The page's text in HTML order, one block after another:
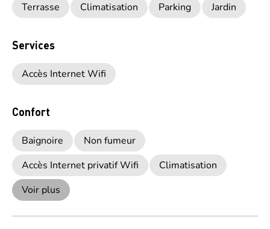
Terrasse Climatisation Parking Jardin
Services
Accès Internet Wifi
Confort
Baignoire
Non fumeur
Accès Internet privatif Wifi
Climatisation
Voir plus